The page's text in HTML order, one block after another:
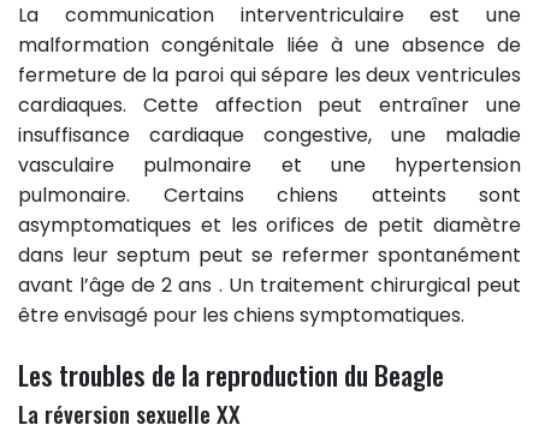
La communication interventriculaire est une
malformation congénitale liée à une absence de
fermeture de la paroi qui sépare les deux ventricules
cardiaques. Cette affection peut entraîner une
insuffisance cardiaque congestive, une maladie
vasculaire pulmonaire et une hypertension
pulmonaire. Certains chiens atteints sont
asymptomatiques et les orifices de petit diamètre
dans leur septum peut se refermer spontanément
avant l’âge de 2 ans . Un traitement chirurgical peut
être envisagé pour les chiens symptomatiques.
Les troubles de la reproduction du Beagle
La réversion sexuelle XX